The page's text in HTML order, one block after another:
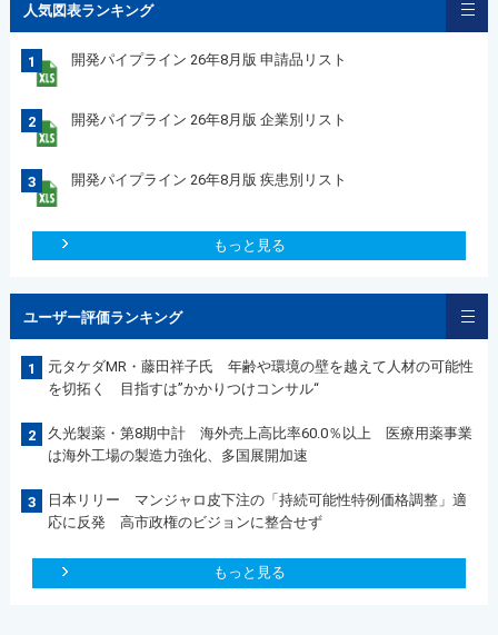
人気図表ランキング
1 開発パイプライン 26年8月版 申請品リスト
2 開発パイプライン 26年8月版 企業別リスト
3 開発パイプライン 26年8月版 疾患別リスト
もっと見る
ユーザー評価ランキング
1
元タケダMR・藤田祥子氏 年齢や環境の壁を越えて人材の可能性
を切拓く 目指すは”かかりつけコンサル“
2
久光製薬・第8期中計 海外売上高比率60.0％以上 医療用薬事業
は海外工場の製造力強化、多国展開加速
3
日本リリー マンジャロ皮下注の「持続可能性特例価格調整」適
応に反発 高市政権のビジョンに整合せず
もっと見る